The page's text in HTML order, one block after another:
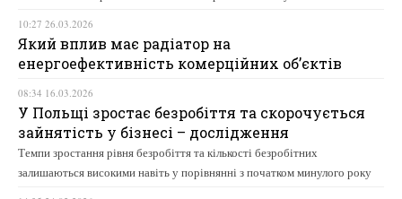
10:27 26.03.2026
Який вплив має радіатор на
енергоефективність комерційних об’єктів
08:34 16.03.2026
У Польщі зростає безробіття та скорочується
зайнятість у бізнесі – дослідження
Темпи зростання рівня безробіття та кількості безробітних
залишаються високими навіть у порівнянні з початком минулого року